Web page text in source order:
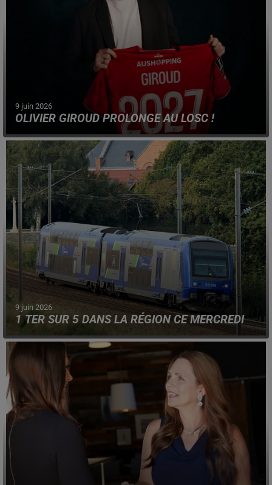
9 juin 2026
OLIVIER GIROUD PROLONGE AU LOSC !
Le champion du monde 2018 vient de resigner un
contrat d'un an, avec les Dogues.
9 juin 2026
1 TER SUR 5 DANS LA RÉGION CE MERCREDI
Le mouvement de grève à la SNCF aura un lourd impact
sur le réseau ferroviaire régional.